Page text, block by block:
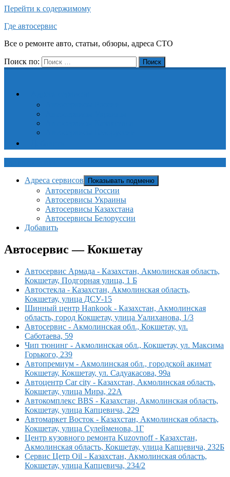
Перейти к содержимому
Где автосервис
Все о ремонте авто, статьи, обзоры, адреса СТО
Поиск по: Поиск
Адреса сервисов Показывать подменю
Автосервисы России
Автосервисы Украины
Автосервисы Казахстана
Автосервисы Белоруссии
Добавить
Автосервис — Кокшетау
Автосервис Армада - Казахстан, Акмолинская область,
Кокшетау, Подгорная улица, 1 Б
Автостекла - Казахстан, Акмолинская область,
Кокшетау, улица ДСУ-15
Шинный центр Hankook - Казахстан, Акмолинская
область, город Кокшетау, улица Уалиханова, 1/3
Автосервис - Акмолинская обл., Кокшетау, ул.
Саботаева, 59
Чип тюнинг - Акмолинская обл., Кокшетау, ул. Максима
Горького, 239
Автопремиум - Акмолинская обл., городской акимат
Кокшетау, Кокшетау, ул. Садуакасова, 99а
Автоцентр Car city - Казахстан, Акмолинская область,
Кокшетау, улица Мира, 22А
Автокомплекс BBS - Казахстан, Акмолинская область,
Кокшетау, улица Капцевича, 229
Автомаркет Восток - Казахстан, Акмолинская область,
Кокшетау, улица Сулейменова, 1Г
Центр кузовного ремонта Kuzovnoff - Казахстан,
Акмолинская область, Кокшетау, улица Капцевича, 232Б
Сервис Цетр Oil - Казахстан, Акмолинская область,
Кокшетау, улица Капцевича, 234/2